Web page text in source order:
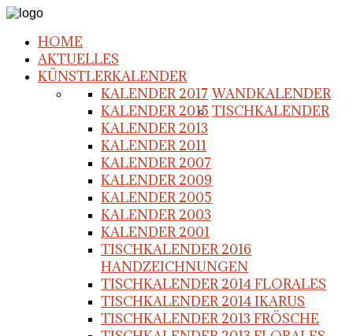
HOME
AKTUELLES
KÜNSTLERKALENDER
WANDKALENDER
KALENDER 2017
KALENDER 2015
KALENDER 2013
KALENDER 2011
KALENDER 2007
KALENDER 2009
KALENDER 2005
KALENDER 2003
KALENDER 2001
TISCHKALENDER
TISCHKALENDER 2016
HANDZEICHNUNGEN
TISCHKALENDER 2014 FLORALES
TISCHKALENDER 2014 IKARUS
TISCHKALENDER 2013 FRÖSCHE